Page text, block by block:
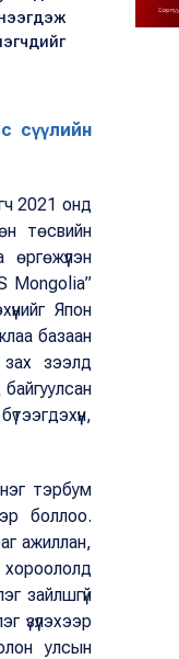
сүүлийн
2021 онд
төсвийн
Mongolia”
Япон
базаан
зээлд
тэрбум
боллоо.
ажиллан,
хороололд
зайлшгүй
улсын